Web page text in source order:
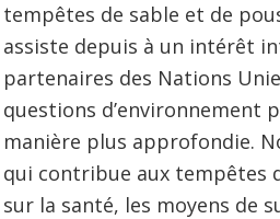
tempêtes de sable et de
assiste depuis à un intérêt
partenaires des Nations
questions d’environnement
manière plus approfondie.
qui contribue aux tempêtes
sur la santé, les moyens de